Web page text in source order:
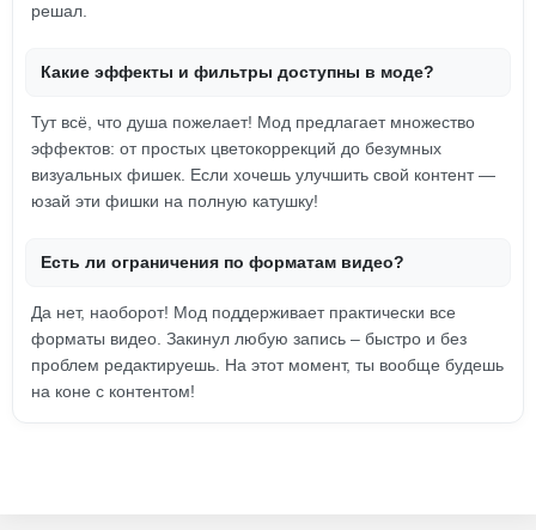
решал.
Какие эффекты и фильтры доступны в моде?
Тут всё, что душа пожелает! Мод предлагает множество
эффектов: от простых цветокоррекций до безумных
визуальных фишек. Если хочешь улучшить свой контент —
юзай эти фишки на полную катушку!
Есть ли ограничения по форматам видео?
Да нет, наоборот! Мод поддерживает практически все
форматы видео. Закинул любую запись – быстро и без
проблем редактируешь. На этот момент, ты вообще будешь
на коне с контентом!